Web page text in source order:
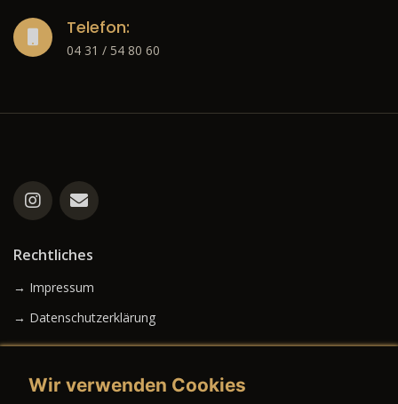
Telefon:
04 31 / 54 80 60
Rechtliches
→ Impressum
→ Datenschutzerklärung
Wir verwenden Cookies